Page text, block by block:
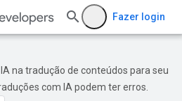
Fazer login
na tradução de conteúdos para seu
com IA podem ter erros.